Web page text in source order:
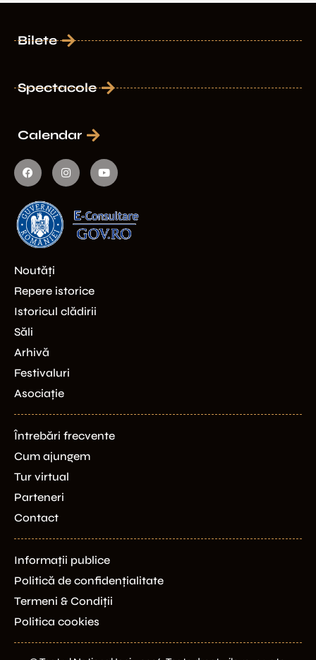
Bilete
Spectacole
Calendar
Noutăți
Repere istorice
Istoricul clădirii
Săli
Arhivă
Festivaluri
Asociație
Întrebări frecvente
Cum ajungem
Tur virtual
Parteneri
Contact
Informații publice
Politică de confidențialitate
Termeni & Condiții
Politica cookies